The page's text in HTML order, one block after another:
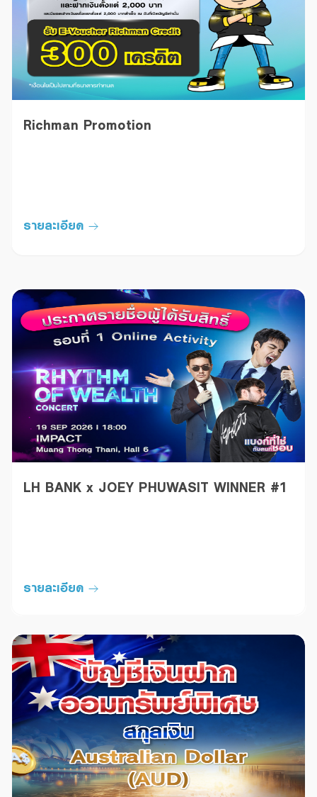
Richman Promotion
รายละเอียด
LH BANK x JOEY PHUWASIT WINNER #1
รายละเอียด